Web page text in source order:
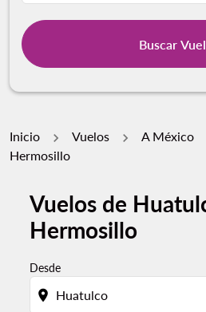
Buscar
Inicio Vuelos A México
Hermosillo
Vuelos de
Hermosillo
Desde
location_on
Por favor, intente actualizar